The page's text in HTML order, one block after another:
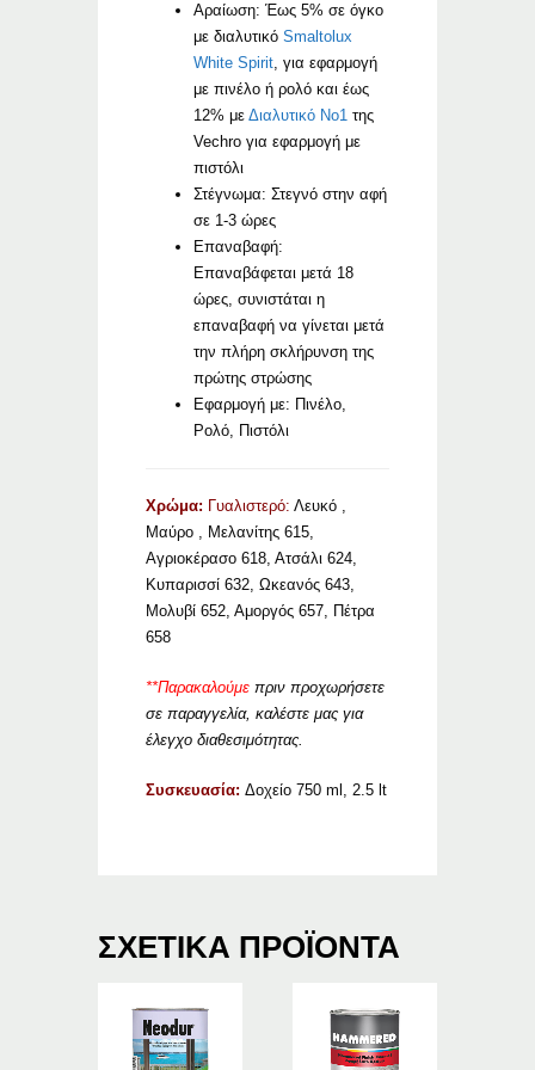
Αραίωση: Έως 5% σε όγκο
με διαλυτικόSmaltolux
White Spirit , για εφαρμογή
με πινέλο ή ρολό και έως
12% μεΔιαλυτικό Νο1 της
Vechro για εφαρμογή με
πιστόλι
Στέγνωμα: Στεγνό στην αφή
σε 1-3 ώρες
Επαναβαφή:
Επαναβάφεται μετά 18
ώρες, συνιστάται η
επαναβαφή να γίνεται μετά
την πλήρη σκλήρυνση της
πρώτης στρώσης
Εφαρμογή με: Πινέλο,
Ρολό, Πιστόλι
Χρώμα: Γυαλιστερό: Λευκό ,
Μαύρο , Μελανίτης 615,
Αγριοκέρασο 618, Ατσάλι 624,
Κυπαρισσί 632, Ωκεανός 643,
Μολυβί 652, Αμοργός 657, Πέτρα
658
**Παρακαλούμε πριν προχωρήσετε
σε παραγγελία, καλέστε μας για
έλεγχο διαθεσιμότητας.
Συσκευασία:Δοχείο 750 ml, 2.5 lt
ΣΧΕΤΙΚΆ ΠΡΟΪΌΝΤΑ